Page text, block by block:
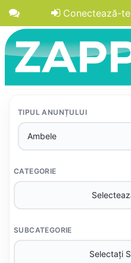
Conectează-te
TIPUL ANUNȚULUI
CATEGORIE
SUBCATEGORIE